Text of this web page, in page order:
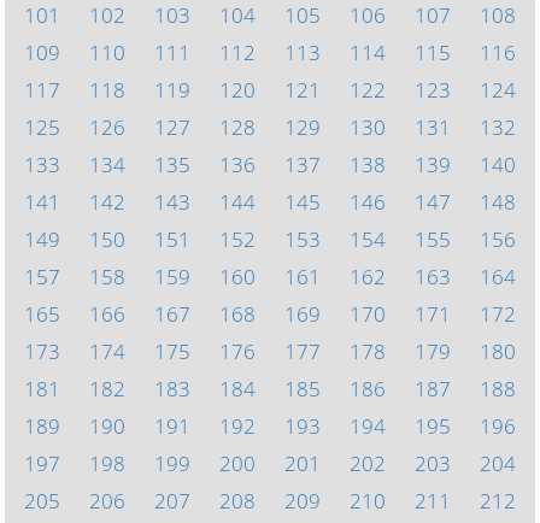
101
102 103 104 105 106 107
108
109
110 111 112 113 114 115
116
117
118 119 120 121 122 123
124
125
126 127 128 129 130 131
132
133
134 135 136 137 138 139
140
141
142 143 144 145 146 147
148
149
150 151 152 153 154 155
156
157
158 159 160 161 162 163
164
165
166 167 168 169 170 171
172
173
174 175 176 177 178 179
180
181
182 183 184 185 186 187
188
189
190 191 192 193 194 195
196
197
198 199 200 201 202 203
204
205
206 207 208 209 210 211
212